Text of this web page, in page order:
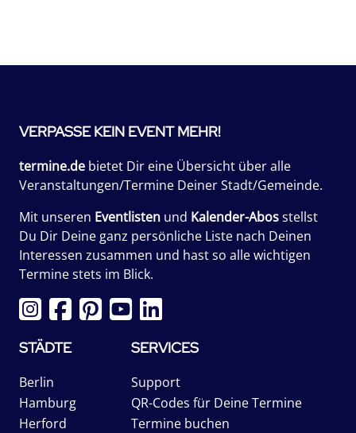
VERPASSE KEIN EVENT MEHR!
termine.de bietet Dir eine Übersicht über alle
Veranstaltungen/Termine Deiner Stadt/Gemeinde.
Mit unseren Eventlisten und Kalender-Abosstellst
Du Dir Deine ganz persönliche Liste nach Deinen
Interessen zusammen und hast so alle wichtigen
Termine stets im Blick.
STÄDTE
Berlin
Hamburg
Herford
SERVICES
Support
QR-Codes für Deine Termine
Termine buchen